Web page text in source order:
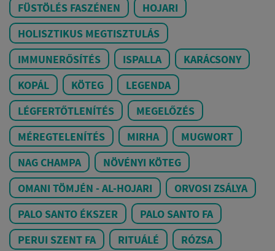
FÜSTÖLÉS FASZÉNEN
HOJARI
HOLISZTIKUS MEGTISZTULÁS
IMMUNERŐSÍTÉS
ISPALLA
KARÁCSONY
KOPÁL
KÖTEG
LEGENDA
LÉGFERTŐTLENÍTÉS
MEGELŐZÉS
MÉREGTELENÍTÉS
MIRHA
MUGWORT
NAG CHAMPA
NÖVÉNYI KÖTEG
OMANI TÖMJÉN - AL-HOJARI
ORVOSI ZSÁLYA
PALO SANTO ÉKSZER
PALO SANTO FA
PERUI SZENT FA
RITUÁLÉ
RÓZSA